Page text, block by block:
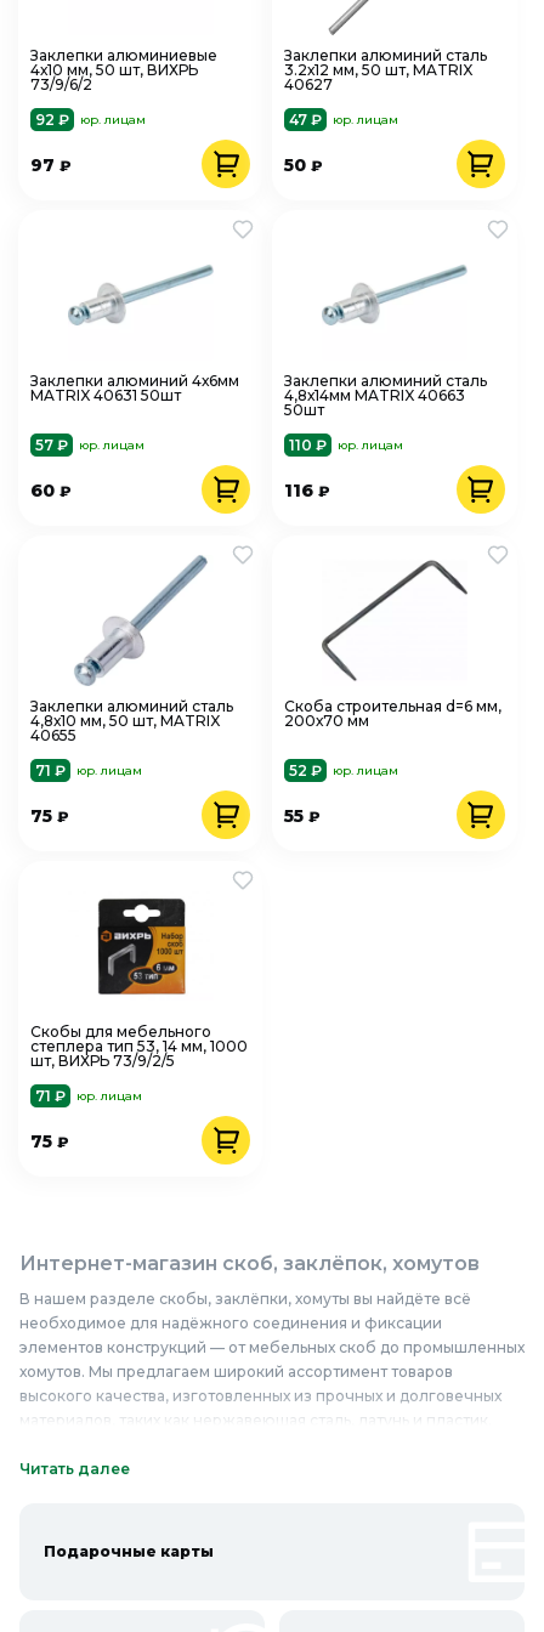
Заклепки алюминиевые
4х10 мм, 50 шт, ВИХРЬ
73/9/6/2
92 ₽
юр. лицам
97 ₽
Заклепки алюминий сталь
3.2х12 мм, 50 шт, MATRIX
40627
47 ₽
юр. лицам
50₽
Заклепки алюминий 4х6мм
MATRIX 40631 50шт
57 ₽ юр. лицам
60 ₽
Заклепки алюминий сталь
4,8х14мм MATRIX 40663
50шт
110 ₽
юр. лицам
116₽
Заклепки алюминий сталь
4,8х10 мм, 50 шт, MATRIX
40655
71 ₽
юр. лицам
75 ₽
Скоба строительная d=6 мм,
200х70 мм
52 ₽ юр. лицам
55₽
Скобы для мебельного
степлера тип 53, 14 мм, 1000
шт, ВИХРЬ 73/9/2/5
71 ₽
юр. лицам
75 ₽
Интернет-магазин скоб, заклёпок, хомутов
В нашем разделе скобы, заклёпки, хомуты вы найдёте всё
необходимое для надёжного соединения и фиксации
элементов конструкций — от мебельных скоб до промышленных
хомутов. Мы предлагаем широкий ассортимент товаров
высокого качества, изготовленных из прочных и долговечных
материалов, таких как нержавеющая сталь, латунь и пластик.
устойчивостью к коррозии, что гарантирует долгий срок
обустройства дома, зная, что они соответствуют высоким
Читать далее
Подарочные карты